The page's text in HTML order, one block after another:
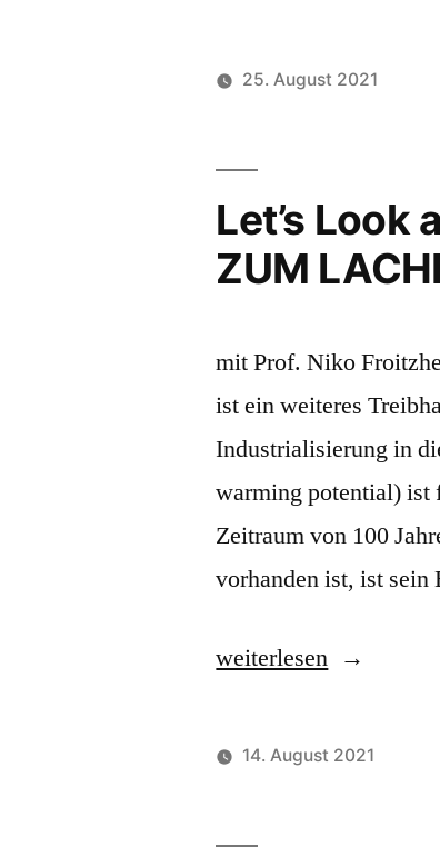
at
(21)
–
WIE
DEN
GLETSCHERN?“
25. August 2021
Let’s Look
ZUM
mit Prof. Niko
ist ein weiteres
Industrialisierung in
warming potential) ist
Zeitraum von 100
vorhanden ist, ist
„Let’s
at
weiterlesen
14. August 2021